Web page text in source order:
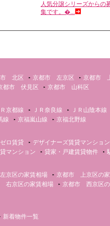
人気分譲シリーズからの
集です。�...
市 北区 京都市 左京区
京都市
都市 伏見区
京都市 山科区
Ｒ京都線 ＪＲ奈良線
ＪＲ山陰本線
線 京福嵐山線
京福北野線
ロ賃貸
デザイナーズ賃貸マンション
マンション 貸家・戸建賃貸物件
京区の家賃相場
京都市 上京区の
右京区の家賃相場
京都市 西京区
新着物件一覧